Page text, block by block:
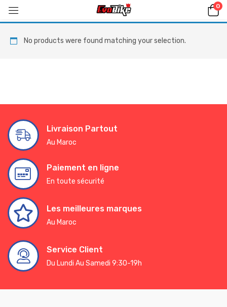
0
No products were found matching your selection.
Livraison Partout
Au Maroc
Paiement en ligne
En toute sécurité
Les meilleures marques
Au Maroc
Service Client
Du Lundi Au Samedi 9:30-19h